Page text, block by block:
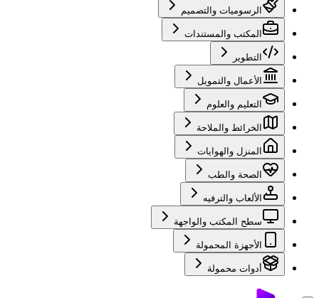
الرسوميات والتصميم
المكتب والمستندات
التطوير
الأعمال والتمويل
التعليم والعلوم
الخرائط والملاحة
المنزل والهوايات
الصحة والطب
الألعاب والترفيه
سطح المكتب والواجهة
الأجهزة المحمولة
أدوات محمولة